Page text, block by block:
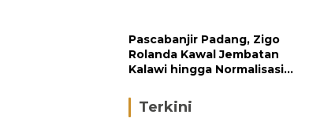
Pascabanjir Padang, Zigo
Rolanda Kawal Jembatan
Kalawi hingga Normalisasi
Terkini